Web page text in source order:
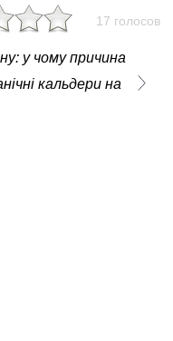
17 голосов
у чому причина
кальдери на